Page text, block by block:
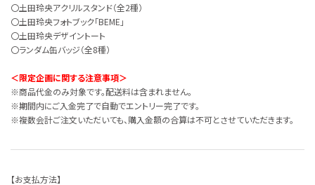
〇土田玲央アクリルスタンド（全2種）
〇土田玲央フォトブック「BEME」
〇土田玲央デザイントート
〇ランダム缶バッジ（全8種）
＜限定企画に関する注意事項＞
※商品代金のみ対象です。配送料は含まれません。
※期間内にご入金完了で自動でエントリー完了です。
※複数会計ご注文いただいても、購入金額の合算は不可とさせていただきます。
【お支払方法】